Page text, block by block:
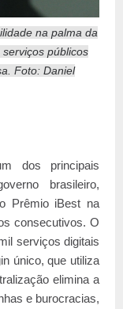
na palma da
públicos
Foto: Daniel
dos principais
brasileiro,
Prêmio iBest na
consecutivos. O
serviços digitais
único, que utiliza
elimina a
e burocracias,